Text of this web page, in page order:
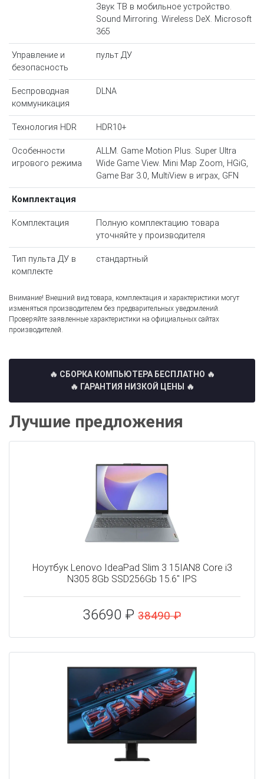
Звук ТВ в мобильное устройство.
Sound Mirroring. Wireless DeX. Microsoft
365
Управление и
безопасность
пульт ДУ
Беспроводная
коммуникация
DLNA
Технология HDR HDR10+
Особенности
игрового режима
ALLM. Game Motion Plus. Super Ultra
Wide Game View. Mini Map Zoom, HGiG,
Game Bar 3.0, MultiView в играх, GFN
Комплектация
Комплектация
Полную комплектацию товара
уточняйте у производителя
Тип пульта ДУ в
комплекте
стандартный
Внимание! Внешний вид товара, комплектация и характеристики могут
изменяться производителем без предварительных уведомлений.
Проверяйте заявленные характеристики на официальных сайтах
производителей.
🔥 СБОРКА КОМПЬЮТЕРА БЕСПЛАТНО 🔥
🔥 ГАРАНТИЯ НИЗКОЙ ЦЕНЫ 🔥
Лучшие предложения
Ноутбук Lenovo IdeaPad Slim 3 15IAN8 Core i3
N305 8Gb SSD256Gb 15.6" IPS
36690 ₽ 38490 ₽